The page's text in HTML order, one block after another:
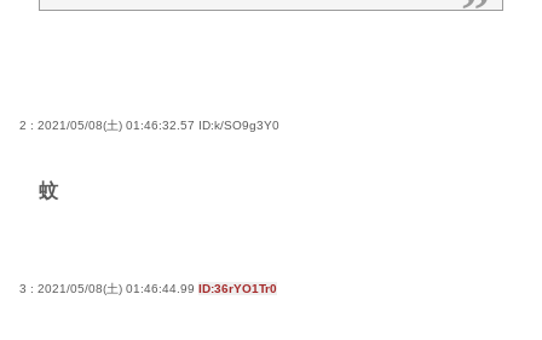
2 : 2021/05/08(土) 01:46:32.57 ID:k/SO9g3Y0
蚊
3 : 2021/05/08(土) 01:46:44.99 ID:36rYO1Tr0